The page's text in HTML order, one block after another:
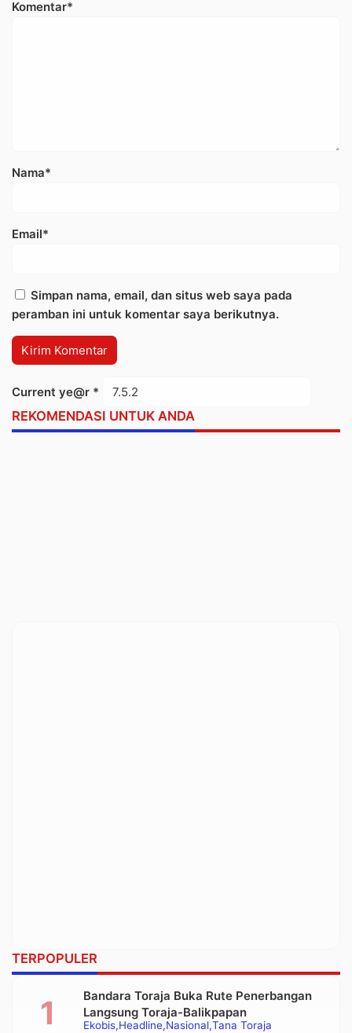
Komentar*
Nama*
Email*
Simpan nama, email, dan situs web saya pada
peramban ini untuk komentar saya berikutnya.
Current ye@r *
REKOMENDASI UNTUK ANDA
TERPOPULER
Ekobis Headline Nasional Tana Toraja
Bandara Toraja Buka Rute Penerbangan
Langsung Toraja-Balikpapan